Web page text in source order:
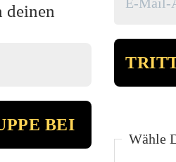
deinen
Wähle